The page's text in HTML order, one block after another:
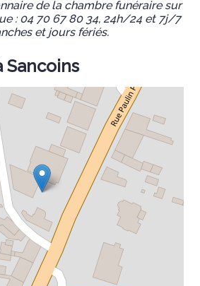
de la chambre funéraire sur
: 04 70 67 80 34, 24h/24 et 7j/7
et jours fériés.
Sancoins